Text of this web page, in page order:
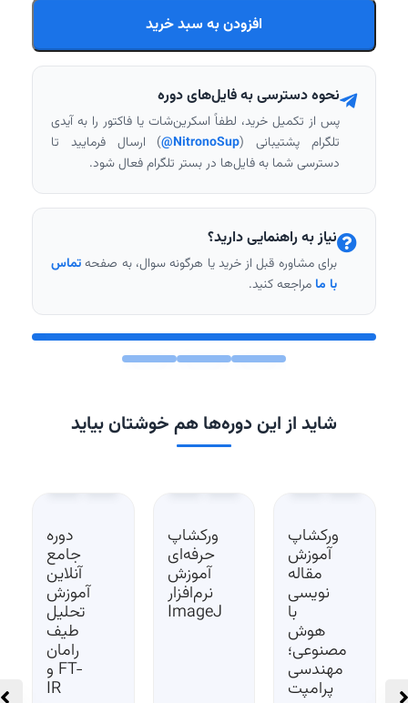
افزودن به سبد خرید
نحوه دسترسی به فایل‌های دوره
پس از تکمیل خرید، لطفاً اسکرین‌شات یا فاکتور را به آیدی
تلگرام پشتیبانی (NitronoSup@ ) ارسال فرمایید تا
دسترسی شما به فایل‌ها در بستر تلگرام فعال شود.
نیاز به راهنمایی دارید؟
برای مشاوره قبل از خرید یا هرگونه سوال، به صفحهتماس
با ما مراجعه کنید.
شاید از این دوره‌ها هم خوشتان بیاید
ورکشاپ
آموزش
مقاله‌
نویسی
با
هوش
مصنوعی؛
مهندسی
پرامپت
ورکشاپ
حرفه‌ای
آموزش
نرم‌افزار
ImageJ
دوره
جامع
آنلاین
آموزش
تحلیل
طیف
رامان
و FT-
IR